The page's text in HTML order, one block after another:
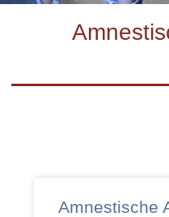
Amnestische